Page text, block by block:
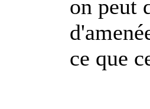
on peut
ce que